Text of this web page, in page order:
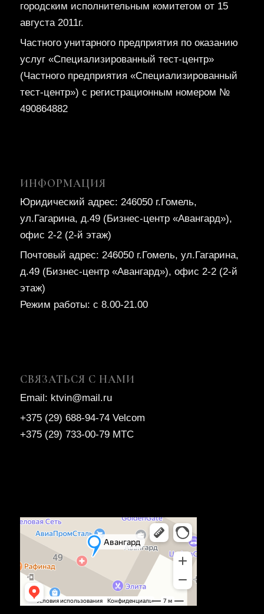
городским исполнительным комитетом от 15
августа 2011г.
Частного унитарного предприятия по оказанию
услуг «Специализированный тест-центр»
(Частного предприятия «Специализированный
тест-центр») с регистрационным номером №
490864882
ИНФОРМАЦИЯ
Юридический адрес: 246050 г.Гомель,
ул.Гагарина, д.49 (Бизнес-центр «Авангард»),
офис 2-2 (2-й этаж)
Почтовый адрес: 246050 г.Гомель, ул.Гагарина,
д.49 (Бизнес-центр «Авангард»), офис 2-2 (2-й
этаж)
Режим работы: с 8.00-21.00
СВЯЗАТЬСЯ С НАМИ
Email: ktvin@mail.ru
+375 (29) 688-94-74 Velcom
+375 (29) 733-00-79 МТС